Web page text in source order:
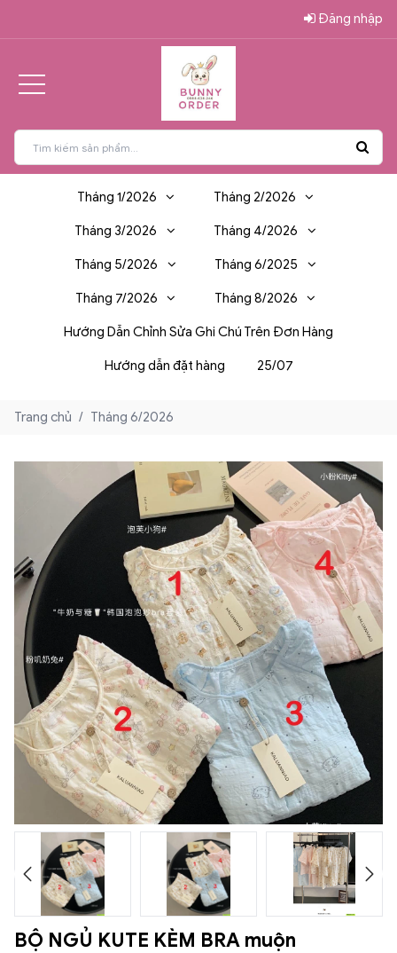
Đăng nhập
Tháng 1/2026 Tháng 2/2026
Tháng 3/2026 Tháng 4/2026
Tháng 5/2026 Tháng 6/2025
Tháng 7/2026 Tháng 8/2026
Hướng Dẫn Chỉnh Sửa Ghi Chú Trên Đơn Hàng
Hướng dẫn đặt hàng 25/07
Trang chủ / Tháng 6/2026
BỘ NGỦ KUTE KÈM BRA muộn